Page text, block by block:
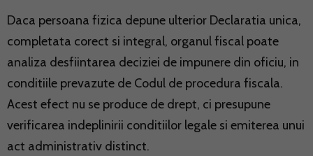
Daca persoana fizica depune ulterior Declaratia unica,
completata corect si integral, organul fiscal poate
analiza desfiintarea deciziei de impunere din oficiu, in
conditiile prevazute de Codul de procedura fiscala.
Acest efect nu se produce de drept, ci presupune
verificarea indeplinirii conditiilor legale si emiterea unui
act administrativ distinct.